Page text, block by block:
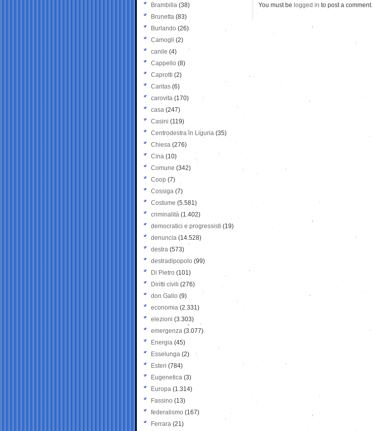
You must be logged in to post a comment.
Brambilla (38)
Brunetta (83)
Burlando (26)
Camogli (2)
canile (4)
Cappello (8)
Caprotti (2)
Caritas (6)
carovita (170)
casa (247)
Casini (119)
Centrodestra in Liguria (35)
Chiesa (276)
Cina (10)
Comune (342)
Coop (7)
Cossiga (7)
Costume (5.581)
criminalità (1.402)
democratici e progressisti (19)
denuncia (14.528)
destra (573)
destradipopolo (99)
Di Pietro (101)
Diritti civili (276)
don Gallo (9)
economia (2.331)
elezioni (3.303)
emergenza (3.077)
Energia (45)
Esselunga (2)
Esteri (784)
Eugenetica (3)
Europa (1.314)
Fassino (13)
federalismo (167)
Ferrara (21)